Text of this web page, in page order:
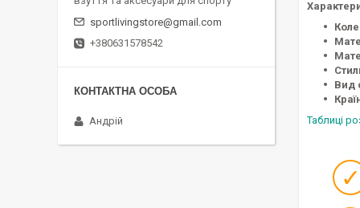
Вид
Таблиці
✓
sportlivingstore@gmail.com
+380631578542
Андрій